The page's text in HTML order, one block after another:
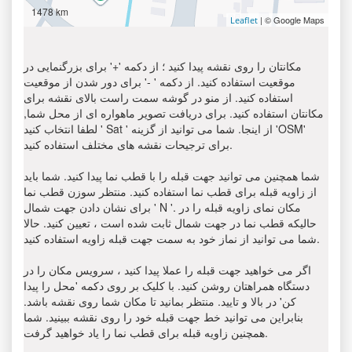
1478 km
Leaflet | © Google Maps
مکانتان را روی نقشه پیدا کنید ؛ از دکمه '+' برای بزرگنمایی در
موقعیت استفاده کنید. از دکمه ' -' برای دور شدن از موقعیت
استفاده کنید. از منو در گوشه سمت راست بالای نقشه برای
مکانتان استفاده کنید. برای دریافت تصویر ماهواره ای از محل شما,
لطفا انتخاب کنید ' Sat ' از اینجا. شما می توانید از گزینه 'OSM'
برای ترجیحات نقشه های مختلف استفاده کنید.
شما همچنین می توانید جهت قبله را با قطب نما پیدا کنید. شما باید
از زاویه قبله برای قطب نما استفاده کنید. منتظر سوزن قطب نما
برای نشان دادن جهت شمال ' N '. مکان نمای زاویه قبله را در
حالیکه قطب نما در جهت شمال ثابت شده است ، تعیین کنید. حالا
شما می توانید از نماز خود به سمت جهت قبله زاویه استفاده کنید.
اگر می خواهید جهت قبله را عملا پیدا کنید ، سرویس مکان را در
دستگاه همراهتان روشن کنید. با کلیک بر روی دکمه 'محل را پیدا
کن' در بالا و تایید. منتظر بمانید تا مکان شما روی نقشه باشد.
بنابراین می توانید خط جهت قبله خود را روی نقشه ببینید. شما
همچنین زاویه قبله برای قطب نما را یاد خواهید گرفت.